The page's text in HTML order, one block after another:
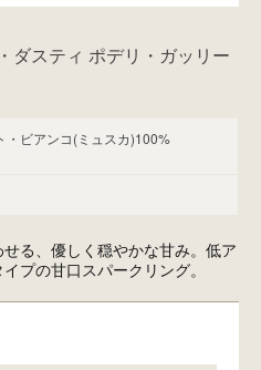
ダスティ ポデリ・ガッリー
・ビアンコ(ミュスカ)100%
る、優しく穏やかな甘み。低ア
プの甘口スパークリング。